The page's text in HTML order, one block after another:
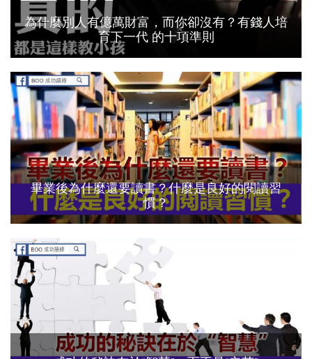
為什麼別人有億萬財富，而你卻沒有？有錢人培
育下一代 的十項準則
畢業後為什麼還要讀書？什麼是良好的閱讀習
慣？